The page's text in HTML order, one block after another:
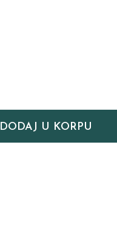
DODAJ U KORPU